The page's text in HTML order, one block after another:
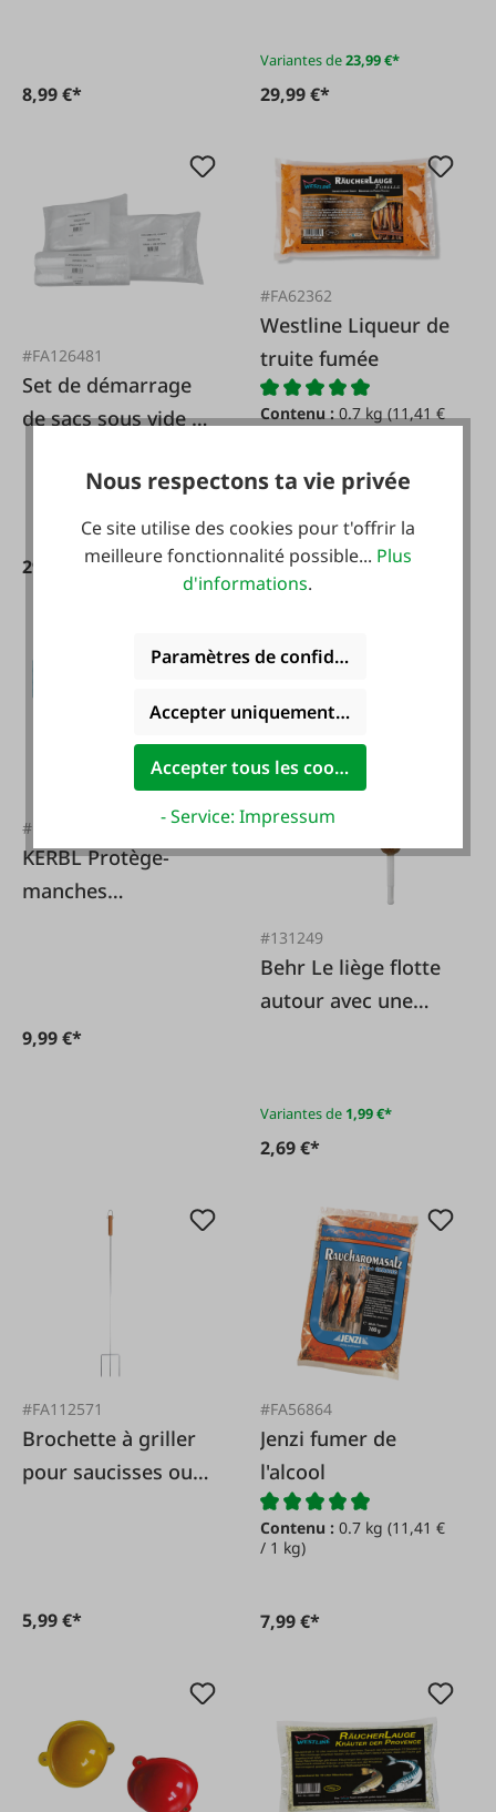
8,99 €*
Variantes de23,99 €*
29,99 €*
#FA126481
Set de démarrage
de sacs sous vide 3
29,99 €*
#FA62362
Westline Liqueur de
truite fumée
Contenu :0.7 kg(11,41 €
#FA57414
KERBL Protège-
manches
9,99 €*
#131249
Behr Le liège flotte
autour avec une
Variantes de 1,99 €*
2,69 €*
#FA112571
Brochette à griller
pour saucisses ou
5,99 €*
#FA56864
Jenzi fumer de
l'alcool
Contenu :0.7 kg(11,41 €
/ 1 kg)
7,99 €*
Nous respectons ta vie privée
Ce site utilise des cookies pour t'offrir la
meilleure fonctionnalité possible... Plus
d'informations.
Paramètres de confidentialité
Accepter uniquement les cookies
Accepter tous les cookies
- Service: Impressum